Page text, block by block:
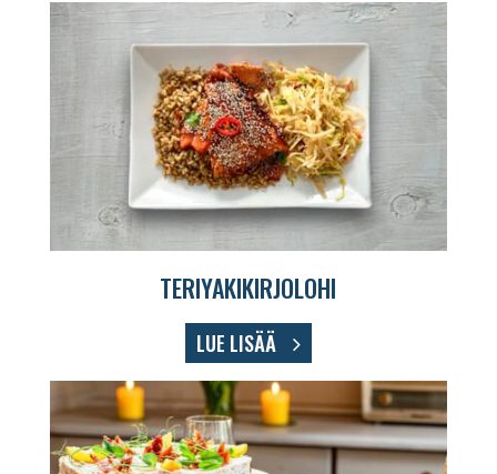
TERIYAKIKIRJOLOHI
LUE LISÄÄ